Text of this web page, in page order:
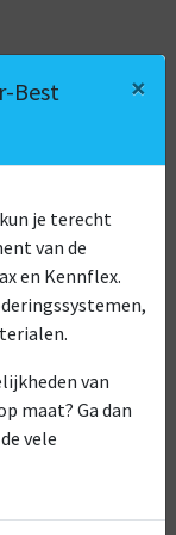
Best
×
kun je terecht
van de
en Kennflex.
van
maat? Ga dan
vele